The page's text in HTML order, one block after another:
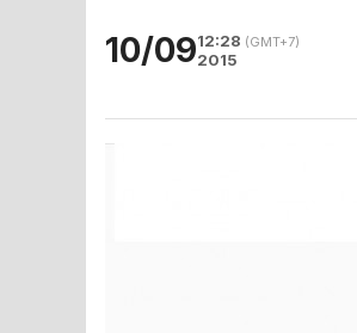
10/0912:28 (GMT+7)
2015